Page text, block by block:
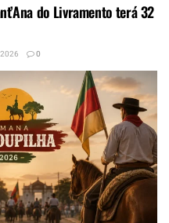
do Livramento terá 32
0